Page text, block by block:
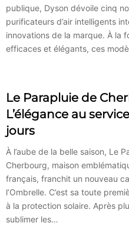
publique, Dyson dévoile cinq
purificateurs d’air intelligents
innovations de la marque. À la
efficaces et élégants, ces
Le Parapluie de
L’élégance au
jours
À l’aube de la belle saison, Le
Cherbourg, maison
français, franchit un nouveau
l’Ombrelle. C’est sa toute
à la protection solaire. Après
sublimer les…